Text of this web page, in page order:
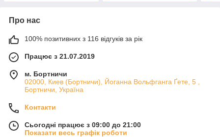
Про нас
100% позитивних з 116 відгуків за рік
Працює з 21.07.2019
м. Бортничи
02000, Киев (Бортничи), Йоганна Вольфганга Ґете, 5 ,
Бортничи, Україна
Контакти
Сьогодні працює з 09:00 до 21:00
Показати весь графік роботи